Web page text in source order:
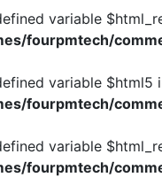
variable
fourpmtech/
variable $html5
fourpmtech/
variable
fourpmtech/